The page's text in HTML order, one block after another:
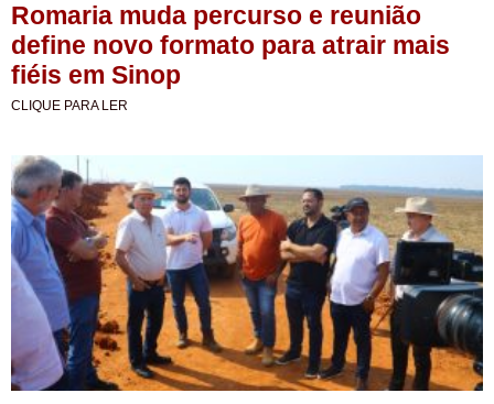
Romaria muda percurso e reunião
define novo formato para atrair mais
fiéis em Sinop
CLIQUE PARA LER